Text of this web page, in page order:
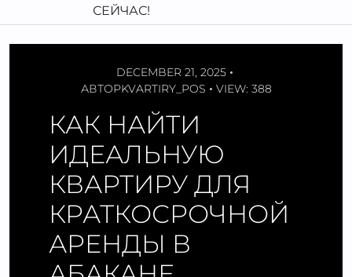
СЕЙЧАС!
DECEMBER 21, 2025
АВТОРKVARTIRY_POS VIEW: 388
КАК НАЙТИ
ИДЕАЛЬНУЮ
КВАРТИРУ ДЛЯ
КРАТКОСРОЧНОЙ
АРЕНДЫ В